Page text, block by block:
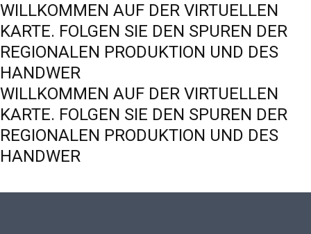
WILLKOMMEN AUF DER VIRTUELLEN
KARTE. FOLGEN SIE DEN SPUREN DER
REGIONALEN PRODUKTION UND DES
HANDWER
WILLKOMMEN AUF DER VIRTUELLEN
KARTE. FOLGEN SIE DEN SPUREN DER
REGIONALEN PRODUKTION UND DES
HANDWER